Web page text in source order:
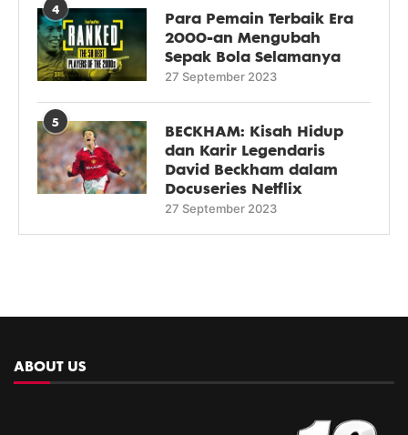
4
Para Pemain Terbaik Era
2000-an Mengubah
Sepak Bola Selamanya
27 September 2023
5
BECKHAM: Kisah Hidup
dan Karir Legendaris
David Beckham dalam
Docuseries Netflix
27 September 2023
ABOUT US